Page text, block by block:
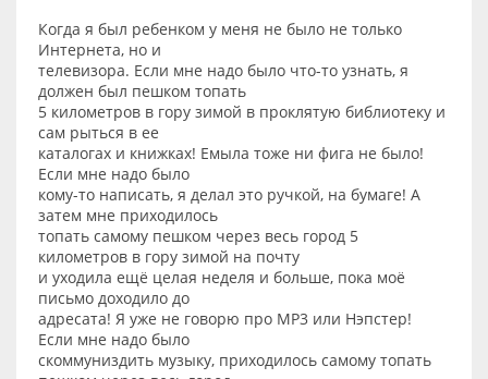
Когда я был ребенком у меня не было не только
Интернета, но и
телевизора. Если мне надо было что-то узнать, я
должен был пешком топать
5 километров в гору зимой в проклятую библиотеку и
сам рыться в ее
каталогах и книжках! Емыла тоже ни фига не было!
Если мне надо было
кому-то написать, я делал это ручкой, на бумаге! А
затем мне приходилось
топать самому пешком через весь город 5
километров в гору зимой на почту
и уходила ещё целая неделя и больше, пока моё
письмо доходило до
адресата! Я уже не говорю про МР3 или Нэпстер!
Если мне надо было
скоммуниздить музыку, приходилось самому топать